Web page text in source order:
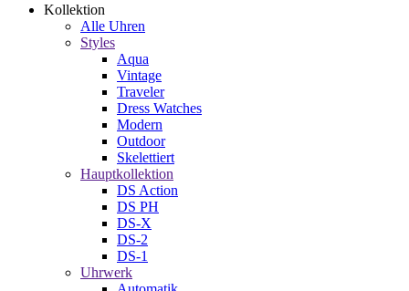
Kollektion
Alle Uhren
Styles
Aqua
Vintage
Traveler
Dress Watches
Modern
Outdoor
Skelettiert
Hauptkollektion
DS Action
DS PH
DS-X
DS-2
DS-1
Uhrwerk